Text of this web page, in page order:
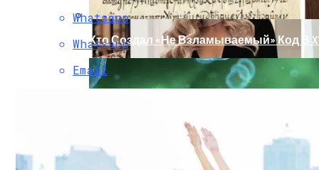
Кто Создал «не Взламываемый» Код В
Whatsapp
Whatsapp
Email